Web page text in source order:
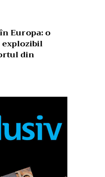
Europa: o
explozibil
din